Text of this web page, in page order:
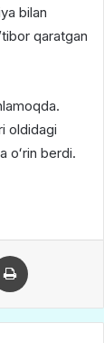
bilan
qaratgan
oldidagi
oʻrin berdi.